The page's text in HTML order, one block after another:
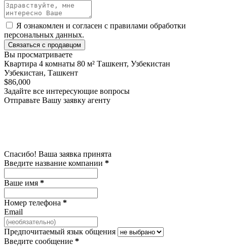
Я ознакомлен и согласен с правилами обработки
персональных данных.
Связаться с продавцом
Вы просматриваете
Квартира 4 комнаты 80 м² Ташкент, Узбекистан
Узбекистан, Ташкент
$86,000
Задайте все интересующие вопросы
Отправьте Вашу заявку агенту
Спасибо! Ваша заявка принята
Введите название компании *
Ваше имя *
Номер телефона *
Email
Предпочитаемый язык общения
Введите сообщение *